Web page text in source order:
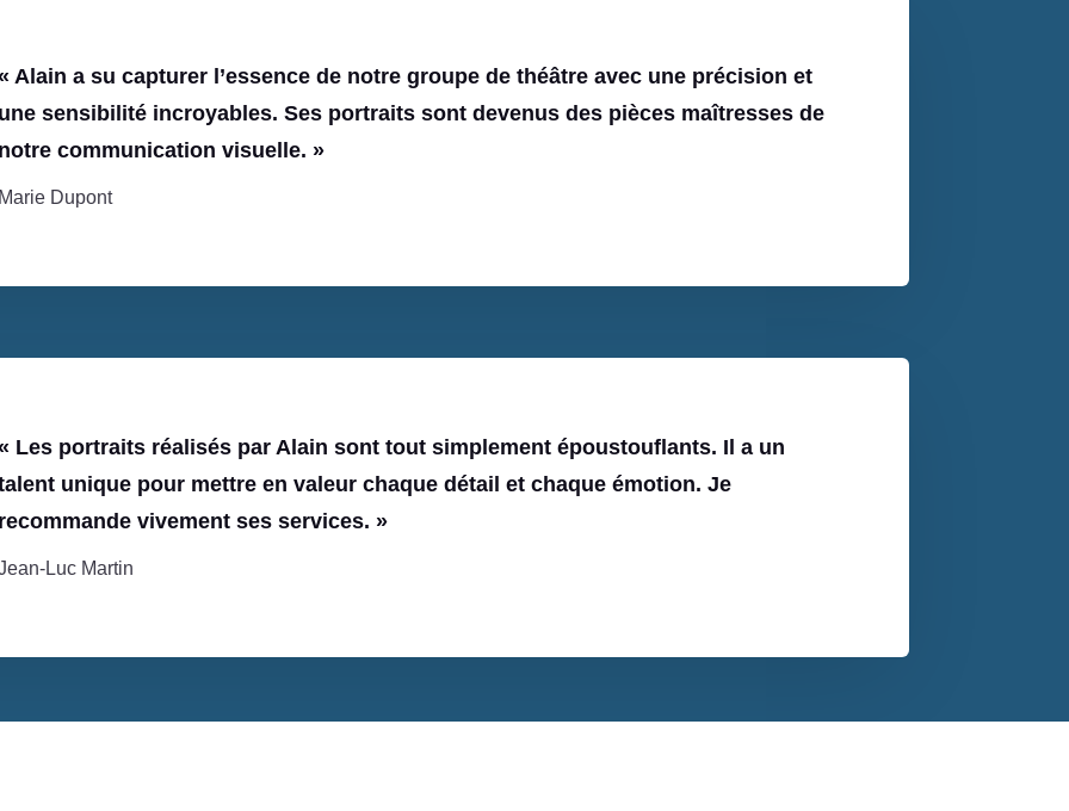
Alain a su capturer l’essence de notre groupe de théâtre avec une précision et
sensibilité incroyables. Ses portraits sont devenus des pièces maîtresses de
communication visuelle. »
Dupont
Les portraits réalisés par Alain sont tout simplement époustouflants. Il a un
unique pour mettre en valeur chaque détail et chaque émotion. Je
vivement ses services. »
Luc Martin